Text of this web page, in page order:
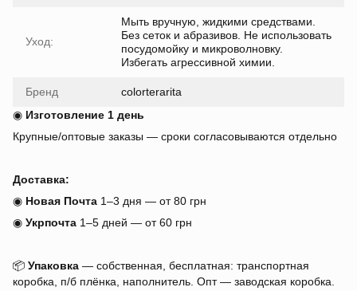
Уход:
Мыть вручную, жидкими средствами.
Без сеток и абразивов. Не использовать
посудомойку и микроволновку.
Избегать агрессивной химии.
Бренд
colorterarita
◉ Изготовление 1 день
Крупные/оптовые заказы — сроки согласовываются отдельно
Доставка:
◉ Новая Почта 1–3 дня — от 80 грн
◉ Укрпочта 1–5 дней — от 60 грн
📦 Упаковка — собственная, бесплатная: транспортная
коробка, п/б плёнка, наполнитель. Опт — заводская коробка.